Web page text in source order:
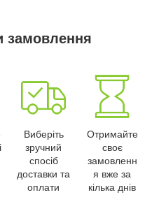
замовлення
Виберіть
зручний
спосіб
доставки та
оплати
Отримайте
своє
замовленн
я вже за
кілька днів